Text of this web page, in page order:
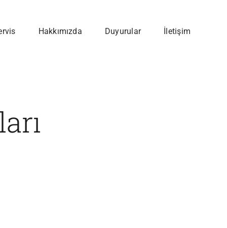
Hakkımızda Duyurular İletişim